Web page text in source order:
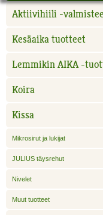
Aktiivihiili -
Kesäaika tuotteet
Lemmikin AIKA -
Koira
Kissa
Mikrosirut ja lukijat
JULIUS täysrehut
Nivelet
Muut tuotteet